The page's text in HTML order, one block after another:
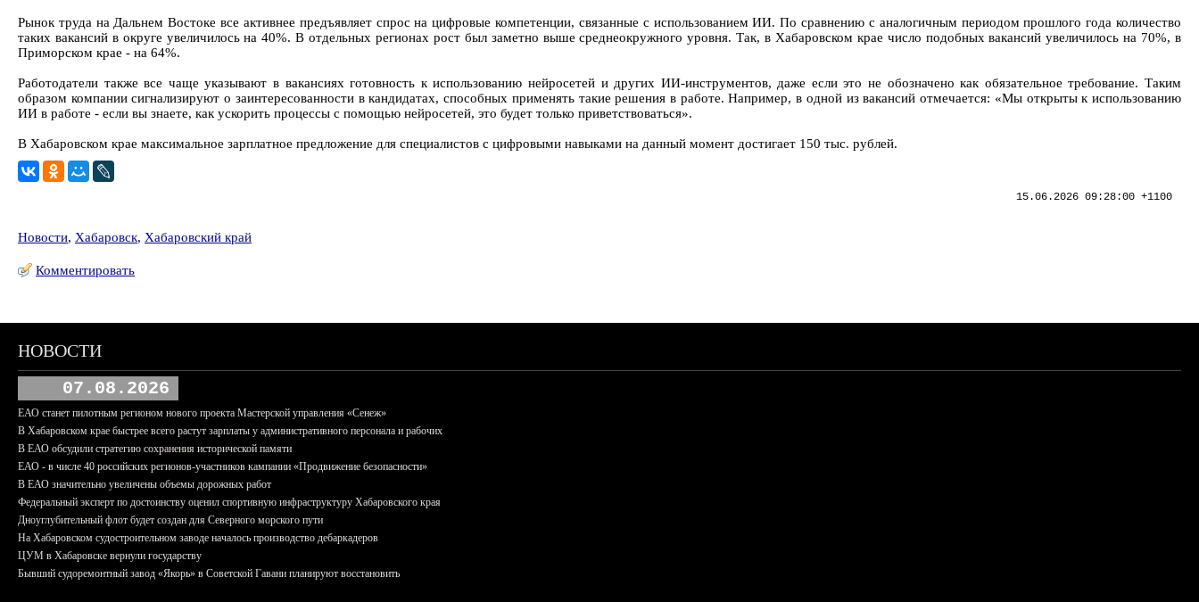
Рынок труда на Дальнем Востоке все активнее предъявляет спрос на цифровые компетенции, связанные с использованием ИИ. По сравнению с аналогичным периодом прошлого года количество
таких вакансий в округе увеличилось на 40%. В отдельных регионах рост был заметно выше среднеокружного уровня. Так, в Хабаровском крае число подобных вакансий увеличилось на 70%, в
Приморском крае - на 64%.
Работодатели также все чаще указывают в вакансиях готовность к использованию нейросетей и других ИИ-инструментов, даже если это не обозначено как обязательное требование. Таким
образом компании сигнализируют о заинтересованности в кандидатах, способных применять такие решения в работе. Например, в одной из вакансий отмечается: «Мы открыты к использованию
ИИ в работе - если вы знаете, как ускорить процессы с помощью нейросетей, это будет только приветствоваться».
В Хабаровском крае максимальное зарплатное предложение для специалистов с цифровыми навыками на данный момент достигает 150 тыс. рублей.
15.06.2026 09:28:00 +1100
Новости, Хабаровск, Хабаровский край
Комментировать
НОВОСТИ
07.08.2026
ЕАО станет пилотным регионом нового проекта Мастерской управления «Сенеж»
В Хабаровском крае быстрее всего растут зарплаты у административного персонала и рабочих
В ЕАО обсудили стратегию сохранения исторической памяти
ЕАО - в числе 40 российских регионов-участников кампании «Продвижение безопасности»
В ЕАО значительно увеличены объемы дорожных работ
Федеральный эксперт по достоинству оценил спортивную инфраструктуру Хабаровского края
Дноуглубительный флот будет создан для Северного морского пути
На Хабаровском судостроительном заводе началось производство дебаркадеров
ЦУМ в Хабаровске вернули государству
Бывший судоремонтный завод «Якорь» в Советской Гавани планируют восстановить